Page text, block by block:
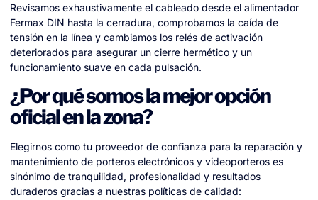
Revisamos exhaustivamente el cableado desde el alimentador
Fermax DIN hasta la cerradura, comprobamos la caída de
tensión en la línea y cambiamos los relés de activación
deteriorados para asegurar un cierre hermético y un
funcionamiento suave en cada pulsación.
¿Por qué somos la mejor opción
oficial en la zona?
Elegirnos como tu proveedor de confianza para la reparación y
mantenimiento de porteros electrónicos y videoporteros es
sinónimo de tranquilidad, profesionalidad y resultados
duraderos gracias a nuestras políticas de calidad: